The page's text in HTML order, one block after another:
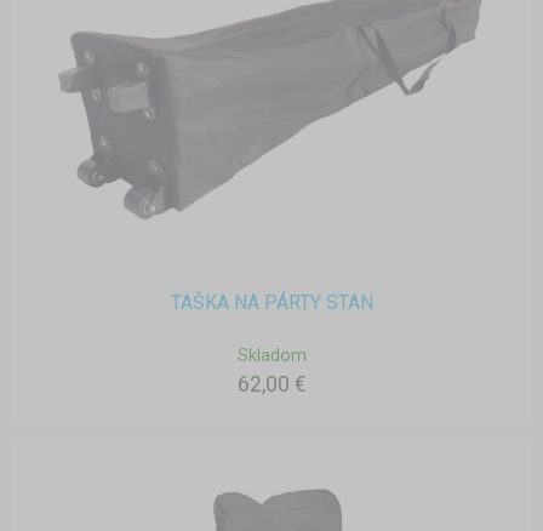
TAŠKA NA PÁRTY STAN
Skladom
62,00 €